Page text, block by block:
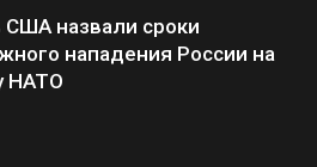
США назвали сроки
нападения России на
НАТО